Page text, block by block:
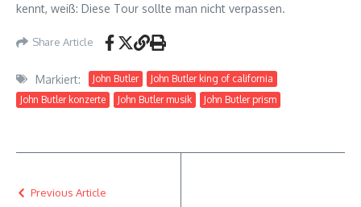
kennt, weiß: Diese Tour sollte man nicht verpassen.
Share Article
Markiert: John Butler
John Butler king of california
John Butler konzerte
John Butler musik John Butler prism
Previous Article